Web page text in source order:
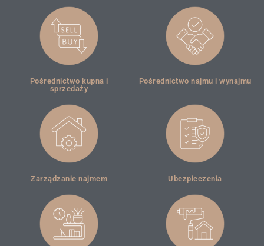
Pośrednictwo kupna i
sprzedaży
Pośrednictwo najmu i wynajmu
Zarządzanie najmem Ubezpieczenia